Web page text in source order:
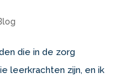
die in de zorg
leerkrachten zijn, en ik